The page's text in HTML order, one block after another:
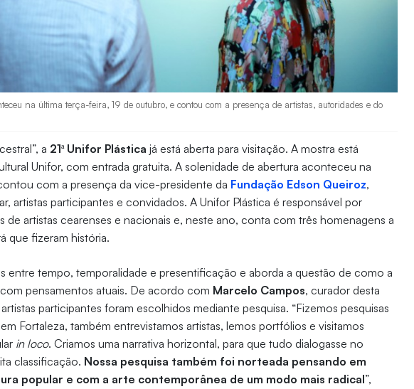
na última terça-feira, 19 de outubro, e contou com a presença de artistas, autoridades e do
a 21ª Unifor Plástica já está aberta para visitação. A mostra está
Unifor, com entrada gratuita. A solenidade de abertura aconteceu na
com a presença da vice-presidente da Fundação Edson Queiroz,
artistas participantes e convidados. A Unifor Plástica é responsável por
de artistas cearenses e nacionais e, neste ano, conta com três homenagens a
que fizeram história.
entre tempo, temporalidade e presentificação e aborda a questão de como a
pensamentos atuais. De acordo com Marcelo Campos, curador desta
participantes foram escolhidos mediante pesquisa. “Fizemos pesquisas
Fortaleza, também entrevistamos artistas, lemos portfólios e visitamos
in loco. Criamos uma narrativa horizontal, para que tudo dialogasse no
classificação. Nossa pesquisa também foi norteada pensando em
popular e com a arte contemporânea de um modo mais radical”,